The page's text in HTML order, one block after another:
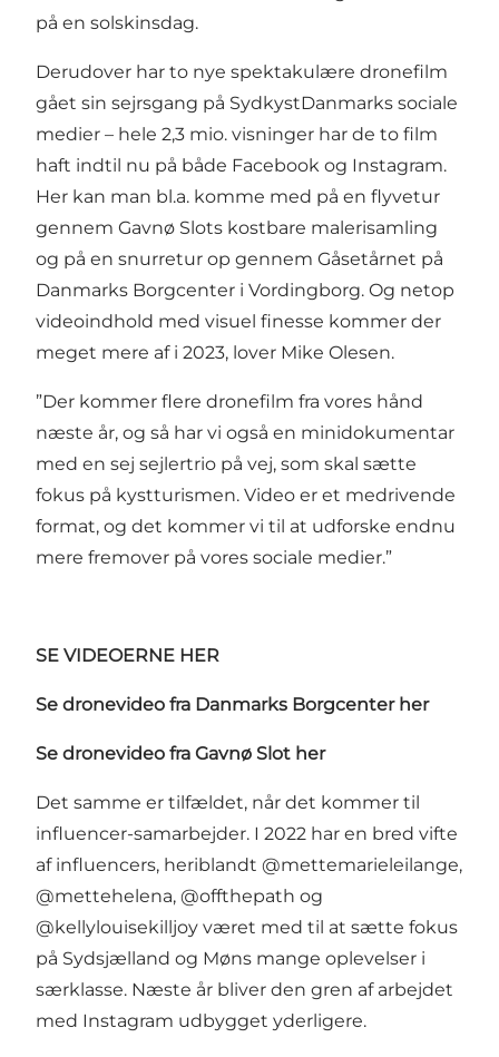
på en solskinsdag.
Derudover har to nye spektakulære dronefilm
gået sin sejrsgang på SydkystDanmarks sociale
medier – hele 2,3 mio. visninger har de to film
haft indtil nu på både Facebook og Instagram.
Her kan man bl.a. komme med på en flyvetur
gennem Gavnø Slots kostbare malerisamling
og på en snurretur op gennem Gåsetårnet på
Danmarks Borgcenter i Vordingborg. Og netop
videoindhold med visuel finesse kommer der
meget mere af i 2023, lover Mike Olesen.
”Der kommer flere dronefilm fra vores hånd
næste år, og så har vi også en minidokumentar
med en sej sejlertrio på vej, som skal sætte
fokus på kystturismen. Video er et medrivende
format, og det kommer vi til at udforske endnu
mere fremover på vores sociale medier.”
SE VIDEOERNE HER
Se dronevideo fra Danmarks Borgcenter her
Se dronevideo fra Gavnø Slot her
Det samme er tilfældet, når det kommer til
influencer-samarbejder. I 2022 har en bred vifte
af influencers, heriblandt @mettemarieleilange,
@mettehelena, @offthepath og
@kellylouisekilljoy været med til at sætte fokus
på Sydsjælland og Møns mange oplevelser i
særklasse. Næste år bliver den gren af arbejdet
med Instagram udbygget yderligere.